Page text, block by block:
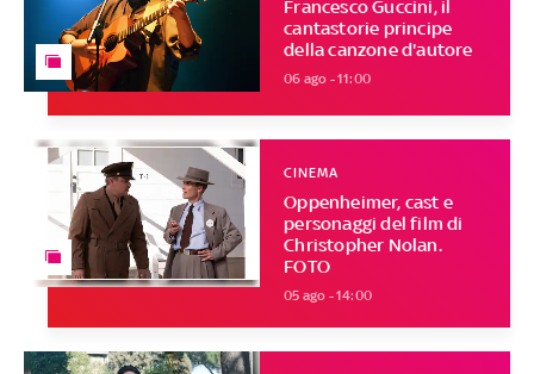
Francesco Guccini, il
cantastorie principe
della canzone d'autore
06 ago - 11:00
Oppenheimer, cast e
personaggi del film di
Christopher Nolan.
FOTO
CINEMA
05 ago - 14:00